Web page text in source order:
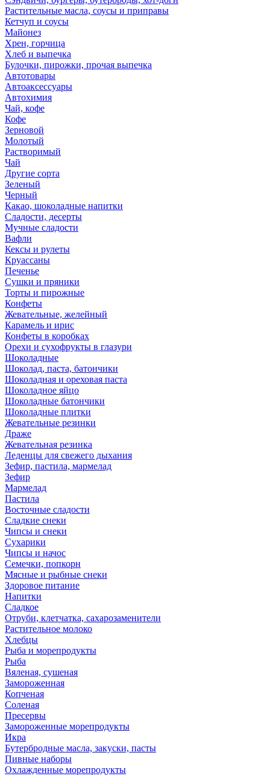
Растительные масла, соусы и приправы
Кетчуп и соусы
Майонез
Хрен, горчица
Хлеб и выпечка
Булочки, пирожки, прочая выпечка
Автотовары
Автоаксессуары
Автохимия
Чай, кофе
Кофе
Зерновой
Молотый
Растворимый
Чай
Другие сорта
Зеленый
Черный
Какао, шоколадные напитки
Сладости, десерты
Мучные сладости
Вафли
Кексы и рулеты
Круассаны
Печенье
Сушки и пряники
Торты и пирожные
Конфеты
Жевательные, желейный
Карамель и ирис
Конфеты в коробках
Орехи и сухофрукты в глазури
Шоколадные
Шоколад, паста, батончики
Шоколадная и ореховая паста
Шоколадное яйцо
Шоколадные батончики
Шоколадные плитки
Жевательные резинки
Драже
Жевательная резинка
Леденцы для свежего дыхания
Зефир, пастила, мармелад
Зефир
Мармелад
Пастила
Восточные сладости
Сладкие снеки
Чипсы и снеки
Сухарики
Чипсы и начос
Семечки, попкорн
Мясные и рыбные снеки
Здоровое питание
Напитки
Сладкое
Отруби, клетчатка, сахарозаменители
Растительное молоко
Хлебцы
Рыба и морепродукты
Рыба
Вяленая, сушеная
Замороженная
Копченая
Соленая
Пресервы
Замороженные морепродукты
Икра
Бутербродные масла, закуски, пасты
Пивные наборы
Охлажденные морепродукты